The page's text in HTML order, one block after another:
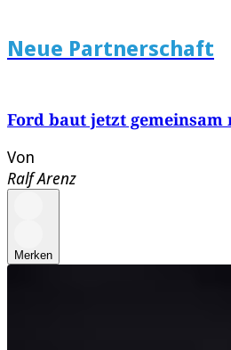
Neue Partnerschaft
Ford baut jetzt gemeinsam
Von
Ralf Arenz
Merken